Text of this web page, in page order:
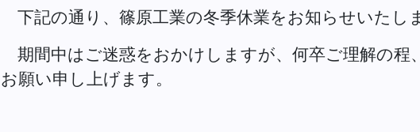
下記の通り、篠原工業の冬季休業をお知らせいたし
期間中はご迷惑をおかけしますが、何卒ご理解の程
お願い申し上げます。